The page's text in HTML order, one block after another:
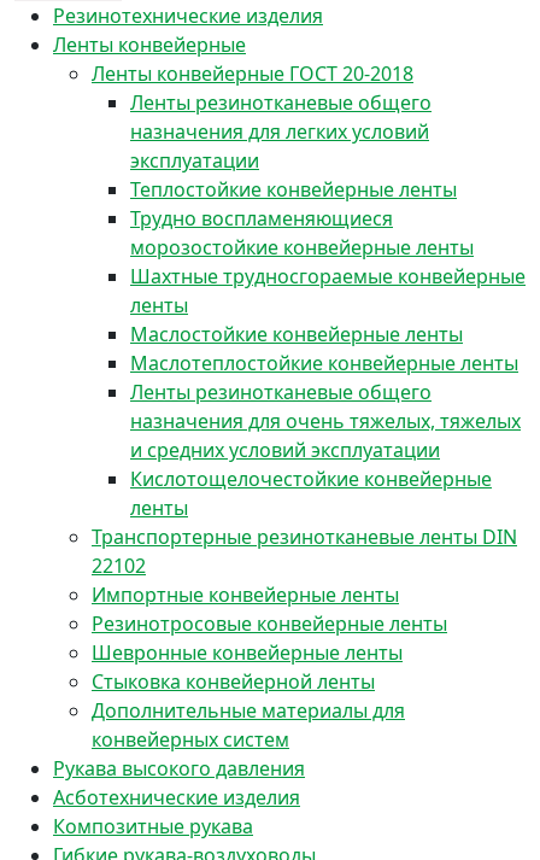
Резинотехнические изделия
Ленты конвейерные
Ленты конвейерные ГОСТ 20-2018
Ленты резинотканевые общего
назначения для легких условий
эксплуатации
Теплостойкие конвейерные ленты
Трудно воспламеняющиеся
морозостойкие конвейерные ленты
Шахтные трудносгораемые конвейерные
ленты
Маслостойкие конвейерные ленты
Маслотеплостойкие конвейерные ленты
Ленты резинотканевые общего
назначения для очень тяжелых, тяжелых
и средних условий эксплуатации
Кислотощелочестойкие конвейерные
ленты
Транспортерные резинотканевые ленты DIN
22102
Импортные конвейерные ленты
Резинотросовые конвейерные ленты
Шевронные конвейерные ленты
Стыковка конвейерной ленты
Дополнительные материалы для
конвейерных систем
Рукава высокого давления
Асботехнические изделия
Композитные рукава
Гибкие рукава-воздуховоды